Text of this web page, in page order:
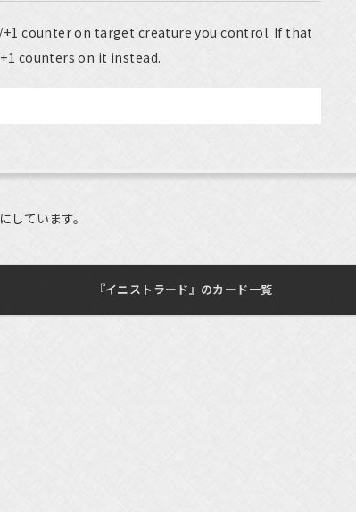
+1 counter on target creature you control. If that
counters on it instead.
しています。
『イニストラード』のカード一覧